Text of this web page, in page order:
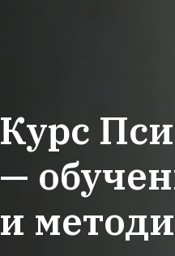
Курс
—
и